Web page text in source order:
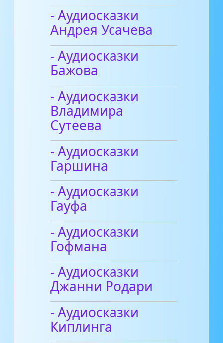
- Аудиосказки
Андрея Усачева
- Аудиосказки
Бажова
- Аудиосказки
Владимира
Сутеева
- Аудиосказки
Гаршина
- Аудиосказки
Гауфа
- Аудиосказки
Гофмана
- Аудиосказки
Джанни Родари
- Аудиосказки
Киплинга